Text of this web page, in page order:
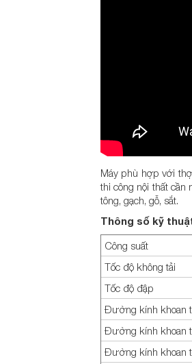
Máy phù hợp với
thi công nội thất
tông, gạch, gỗ, sắt.
Thông số kỹ
Công suất
Tốc độ không tải
Tốc độ đập
Đường kính khoan
Đường kính khoan
Đường kính khoan